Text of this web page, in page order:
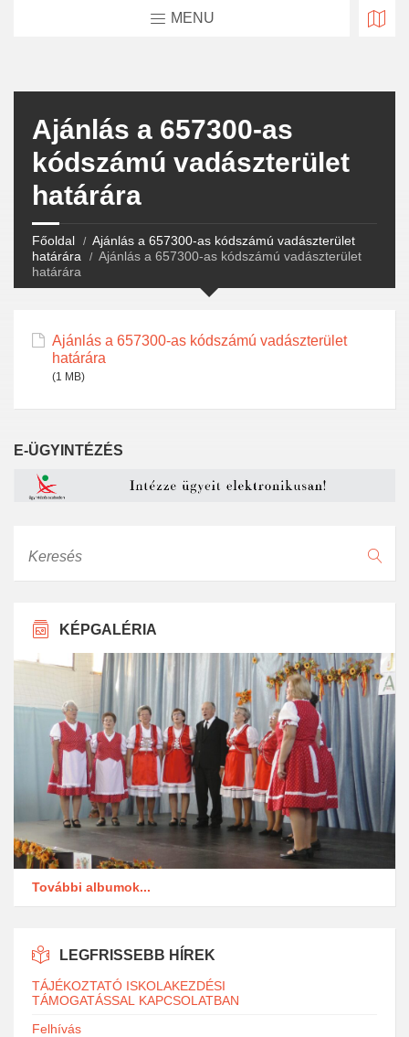
MENU
Ajánlás a 657300-as
kódszámú vadászterület
határára
Főoldal
Ajánlás a 657300-as kódszámú vadászterület
határára
Ajánlás a 657300-as kódszámú vadászterület
határára
Ajánlás a 657300-as kódszámú vadászterület
határára
(1 MB)
E-ÜGYINTÉZÉS
KÉPGALÉRIA
További albumok...
LEGFRISSEBB HÍREK
TÁJÉKOZTATÓ ISKOLAKEZDÉSI
TÁMOGATÁSSAL KAPCSOLATBAN
Felhívás